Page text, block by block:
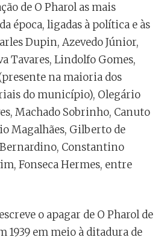
de O Pharol as mais
época, ligadas à política e às
Dupin, Azevedo Júnior,
Tavares, Lindolfo Gomes,
na maioria dos
do município), Olegário
Machado Sobrinho, Canuto
Magalhães, Gilberto de
Constantino
Fonseca Hermes, entre
o apagar de O Pharol de
1939 em meio à ditadura de